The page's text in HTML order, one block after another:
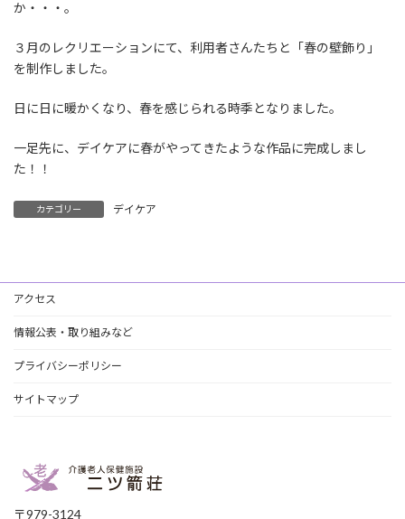
か・・・。
３月のレクリエーションにて、利用者さんたちと「春の壁飾り」
を制作しました。
日に日に暖かくなり、春を感じられる時季となりました。
一足先に、デイケアに春がやってきたような作品に完成しまし
た！！
カテゴリー デイケア
アクセス
情報公表・取り組みなど
プライバシーポリシー
サイトマップ
〒979-3124